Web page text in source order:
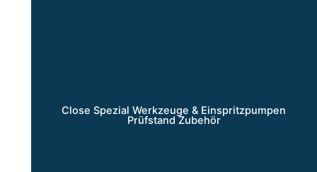
Close Spezial Werkzeuge & Einspritzpumpen
Prüfstand Zubehör